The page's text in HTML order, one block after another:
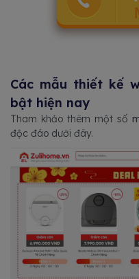
Các mẫu thiết kế
bật hiện nay
Tham khảo thêm một số
độc đáo dưới đây.